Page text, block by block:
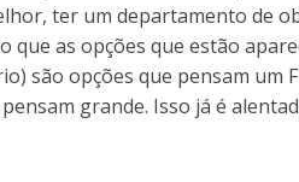
ter um departamento de
que as opções que estão
são opções que pensam um
grande. Isso já é